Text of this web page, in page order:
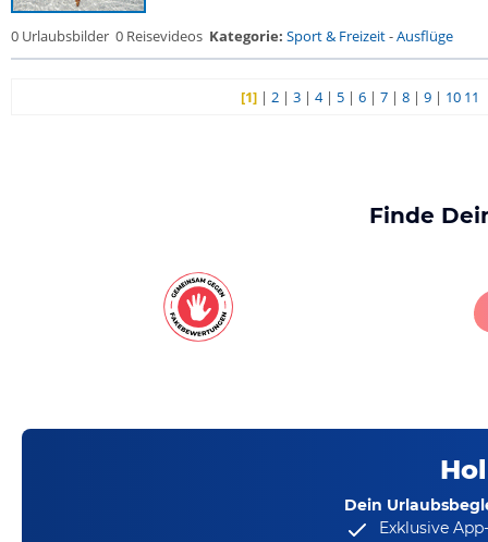
0 Urlaubsbilder 0 Reisevideos Kategorie: Sport & Freizeit-Ausflüge
[1] |2 |3 |4| 5 |6 |7 |8 |9 | 10 11
Finde
Dein
Exklusive